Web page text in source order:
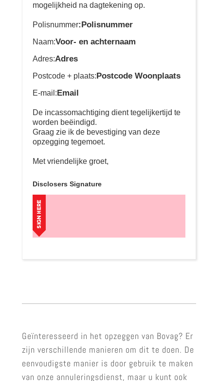
mogelijkheid na dagtekening op.
Polisnummer:Polisnummer
Naam:Voor- en achternaam
Adres:Adres
Postcode + plaats:Postcode Woonplaats
E-mail:Email
De incassomachtiging dient tegelijkertijd te
worden beëindigd.
Graag zie ik de bevestiging van deze
opzegging tegemoet.
Met vriendelijke groet,
Disclosers Signature
Geïnteresseerd in het opzeggen van Bovag? Er
zijn verschillende manieren om dit te doen. De
eenvoudigste manier is door gebruik te maken
van onze annuleringsdienst, maar u kunt ook